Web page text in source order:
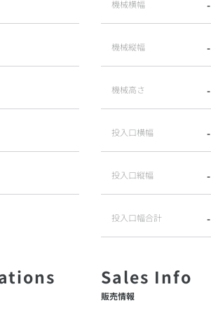
機械横幅 -
機械縦幅 -
機械高さ -
投入口横幅 -
投入口縦幅 -
投入口幅合計 -
販売情報